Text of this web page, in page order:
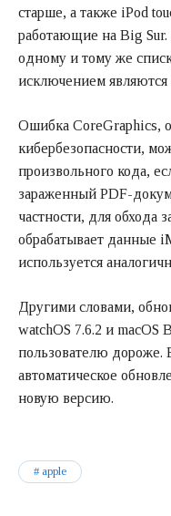
старше, а также iPod
работающие на Big
одному и тому же
исключением являются
Ошибка CoreGraphics,
кибербезопасности,
произвольного кода,
зараженный PDF-
частности, для обхода
обрабатывает данные
используется
Другими словами,
watchOS 7.6.2 и macOS
пользователю дороже.
автоматическое
новую версию.
apple